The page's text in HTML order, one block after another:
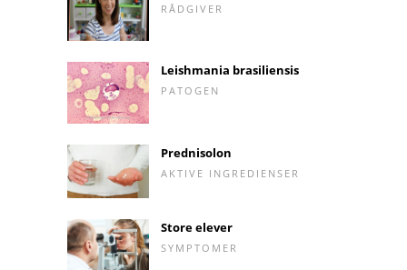
RÅDGIVER
Leishmania brasiliensis
PATOGEN
Prednisolon
AKTIVE INGREDIENSER
Store elever
SYMPTOMER